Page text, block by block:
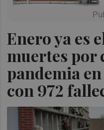
Enero ya es
muertes por
pandemia
con 972